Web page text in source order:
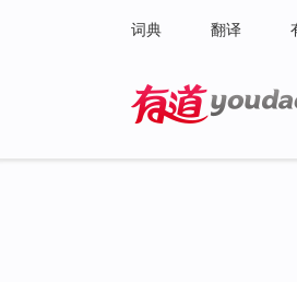
词典 翻译